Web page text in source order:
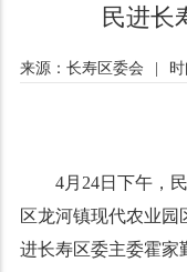
民进长
来源：长寿区委会
4月24日下午，
区龙河镇现代农业园
进长寿区委主委霍家